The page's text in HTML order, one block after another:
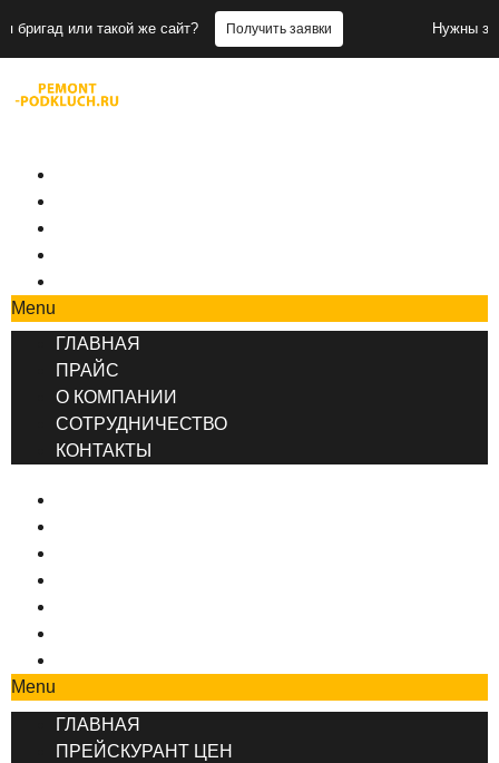
такой же сайт? Получить заявки Нужны заявки для
Menu
ГЛАВНАЯ
ПРАЙС
О КОМПАНИИ
СОТРУДНИЧЕСТВО
КОНТАКТЫ
Menu
ГЛАВНАЯ
ПРЕЙСКУРАНТ ЦЕН